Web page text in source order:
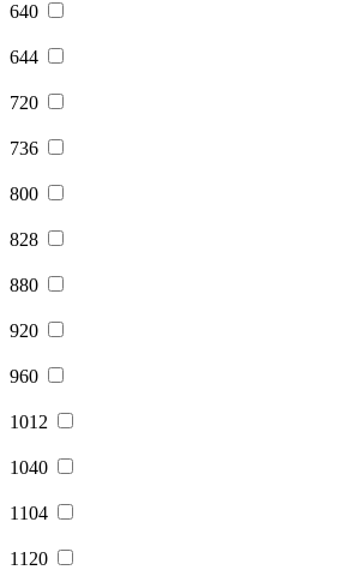
640
644
720
736
800
828
880
920
960
1012
1040
1104
1120